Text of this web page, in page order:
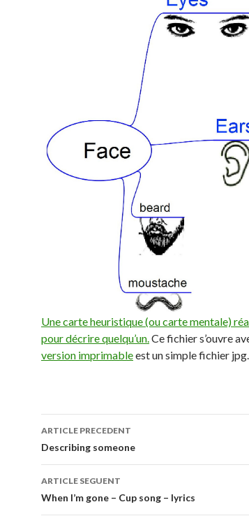
Une carte heuristique (ou carte mentale)
pour décrire quelqu’un.Ce fichier s’ouvre
version imprimableest un simple fichier jpg.
Navigacion
dels
articles
ARTICLE PRECEDENT
Describing someone
ARTICLE SEGUENT
When I’m gone – Cup song – lyrics